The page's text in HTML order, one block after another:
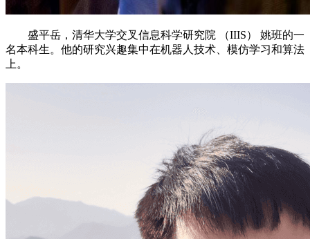
盛平岳，清华大学交叉信息科学研究院 （IIIS） 姚班的一
名本科生。他的研究兴趣集中在机器人技术、模仿学习和算法
上。